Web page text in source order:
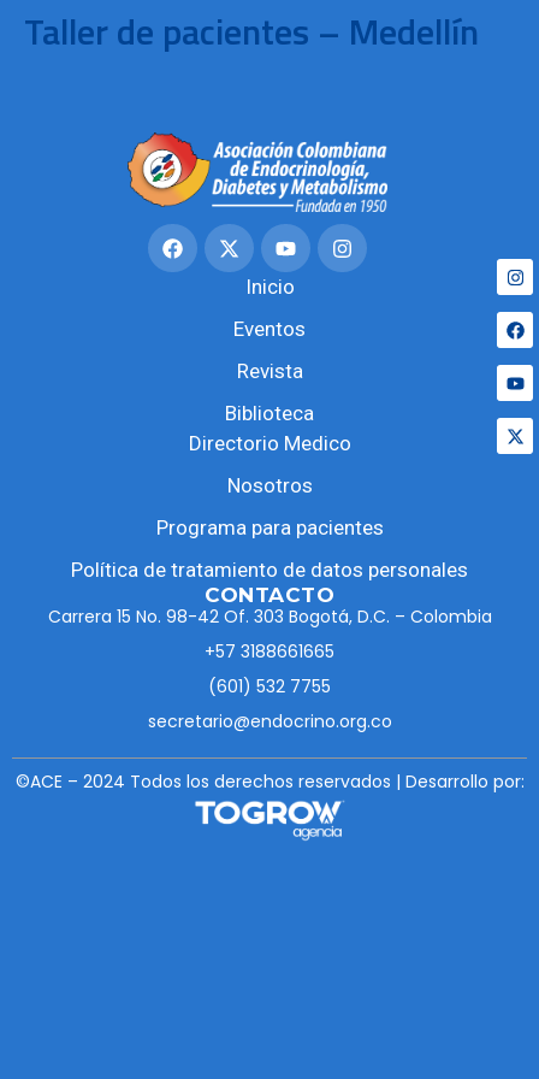
Taller de pacientes – Medellín
Inicio
Eventos
Revista
Biblioteca
Directorio Medico
Nosotros
Programa para pacientes
Política de tratamiento de datos personales
CONTACTO
Carrera 15 No. 98-42 Of. 303 Bogotá, D.C. – Colombia
+57 3188661665
(601) 532 7755
secretario@endocrino.org.co
©ACE – 2024 Todos los derechos reservados | Desarrollo por: